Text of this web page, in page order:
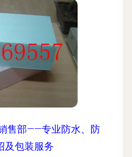
售部——专业防水、防
及包装服务